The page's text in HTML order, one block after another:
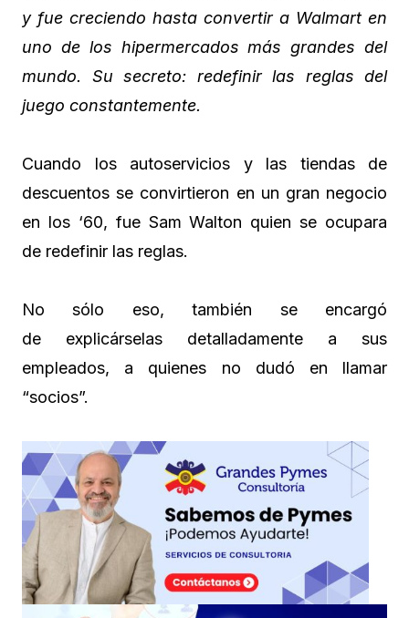
y fue creciendo hasta convertir a Walmart en
uno de los hipermercados más grandes del
mundo. Su secreto: redefinir las reglas del
juego constantemente.
Cuando los autoservicios y las tiendas de
descuentos se convirtieron en un gran negocio
en los ‘60, fue Sam Walton quien se ocupara
de redefinir las reglas.
No sólo eso, también se encargó
de explicárselas detalladamente a sus
empleados, a quienes no dudó en llamar
“socios”.